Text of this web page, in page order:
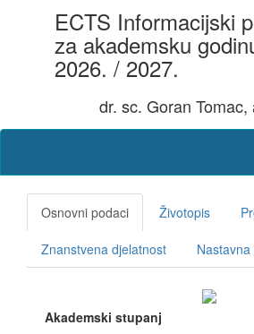
ECTS Informacijski
za akademsku
2026. / 2027.
dr. sc. Goran Tomac,
Osnovni podaci Životopis
Znanstvena djelatnost
Akademski stupanj